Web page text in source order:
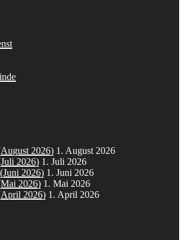
2026) 1. August 2026
2026) 1. Juli 2026
2026) 1. Juni 2026
2026) 1. Mai 2026
2026) 1. April 2026